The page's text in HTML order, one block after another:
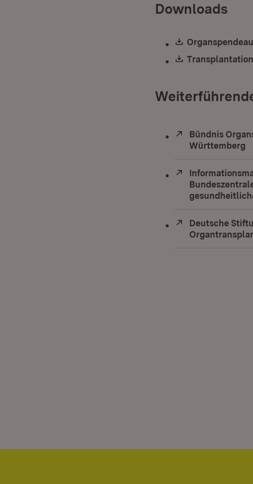
Downloads
Download:
Download:
Extern:
Bündnis
Württemberg
Extern:
Extern:
Deutsche